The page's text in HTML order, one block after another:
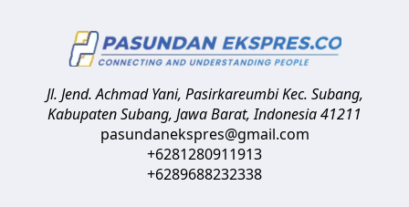
Jl. Jend. Achmad Yani, Pasirkareumbi Kec. Subang,
Kabupaten Subang, Jawa Barat,Indonesia41211
pasundanekspres@gmail.com
+6281280911913
+6289688232338